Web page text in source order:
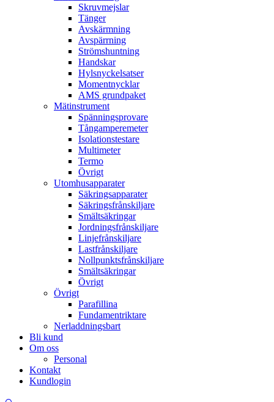
Skruvmejslar
Tänger
Avskärmning
Avspärrning
Strömshuntning
Handskar
Hylsnyckelsatser
Momentnycklar
AMS grundpaket
Mätinstrument
Spänningsprovare
Tångamperemeter
Isolationstestare
Multimeter
Termo
Övrigt
Utomhusapparater
Säkringsapparater
Säkringsfrånskiljare
Smältsäkringar
Jordningsfrånskiljare
Linjefrånskiljare
Lastfrånskiljare
Nollpunktsfrånskiljare
Smältsäkringar
Övrigt
Övrigt
Parafillina
Fundamentriktare
Nerladdningsbart
Bli kund
Om oss
Personal
Kontakt
Kundlogin